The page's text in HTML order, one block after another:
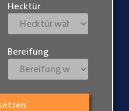
Hecktür
Bereifung